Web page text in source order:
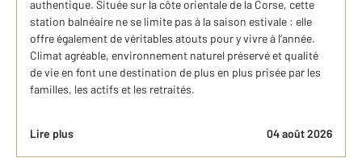
authentique. Située sur la côte orientale de la Corse, cette
station balnéaire ne se limite pas à la saison estivale : elle
offre également de véritables atouts pour y vivre à l’année.
Climat agréable, environnement naturel préservé et qualité
de vie en font une destination de plus en plus prisée par les
familles, les actifs et les retraités.
Lire plus 04 août 2026